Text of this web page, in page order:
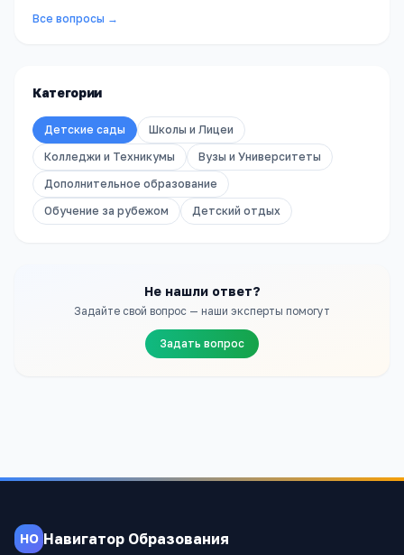
Все вопросы →
Категории
Детские сады
Школы и Лицеи
Колледжи и Техникумы
Вузы и Университеты
Дополнительное образование
Обучение за рубежом
Детский отдых
Не нашли ответ?
Задайте свой вопрос — наши эксперты помогут
Задать вопрос
НО Навигатор Образования